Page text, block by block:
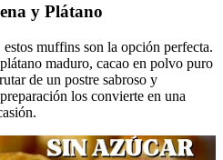
y Plátano
muffins son la opción perfecta.
maduro, cacao en polvo puro
de un postre sabroso y
los convierte en una